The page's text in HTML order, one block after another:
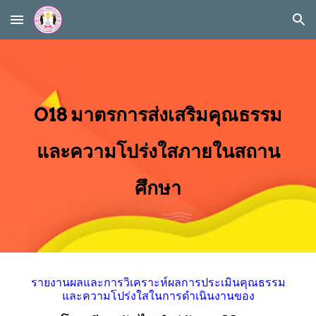
Skip to main content Skip to navigation
O18 มาตรการส่งเสริมคุณธรรม
และความโปร่งใสภายในสถาน
ศึกษา
รายงานผลและการวิเคราะห์ผลการประเมินคุณธรรม
และความโปร่งใสในการดำเนินงานของ